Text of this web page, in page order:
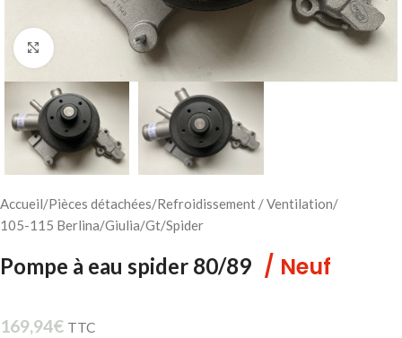
Cliquez pour agrandir
Accueil/Pièces détachées/Refroidissement / Ventilation/
105-115 Berlina/Giulia/Gt/Spider
Pompe à eau spider 80/89 / Neuf
169,94€ TTC